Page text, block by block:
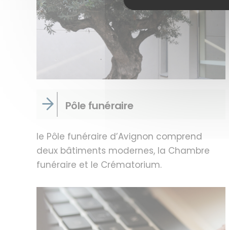
Pôle funéraire
le Pôle funéraire d’Avignon comprend
deux bâtiments modernes, la Chambre
funéraire et le Crématorium.